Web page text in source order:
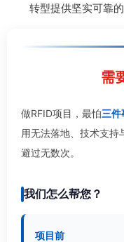
转型提供坚实可靠
需
做RFID项目，最怕三件
用无法落地、技术支持
避过无数次。
我们怎么帮您？
项目前